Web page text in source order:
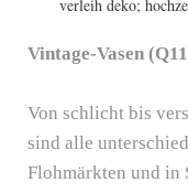
Vintage-Vasen
Von schlicht bis
sind alle
Flohmärkten und in